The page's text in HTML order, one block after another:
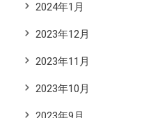
2024年1月
2023年12月
2023年11月
2023年10月